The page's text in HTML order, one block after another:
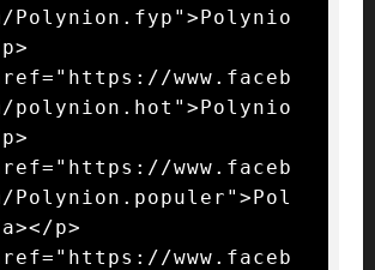
Polynion.fyp">Polynio
www.faceb
polynion.hot">Polynio
www.faceb
Polynion.populer">Pol
p>
www.faceb